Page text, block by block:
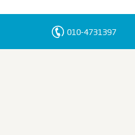
010-4731397